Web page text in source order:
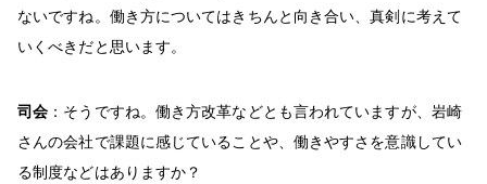
ないですね。働き方についてはきちんと向き合い、真剣に考えて
いくべきだと思います。
司会 ：そうですね。働き方改革などとも言われていますが、岩崎
さんの会社で課題に感じていることや、働きやすさを意識してい
る制度などはありますか？